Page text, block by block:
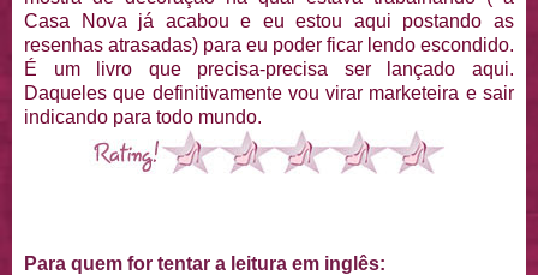
Casa Nova já acabou e eu estou aqui postando as
resenhas atrasadas) para eu poder ficar lendo escondido.
É um livro que precisa-precisa ser lançado aqui.
Daqueles que definitivamente vou virar marketeira e sair
indicando para todo mundo.
Para quem for tentar a leitura em inglês: